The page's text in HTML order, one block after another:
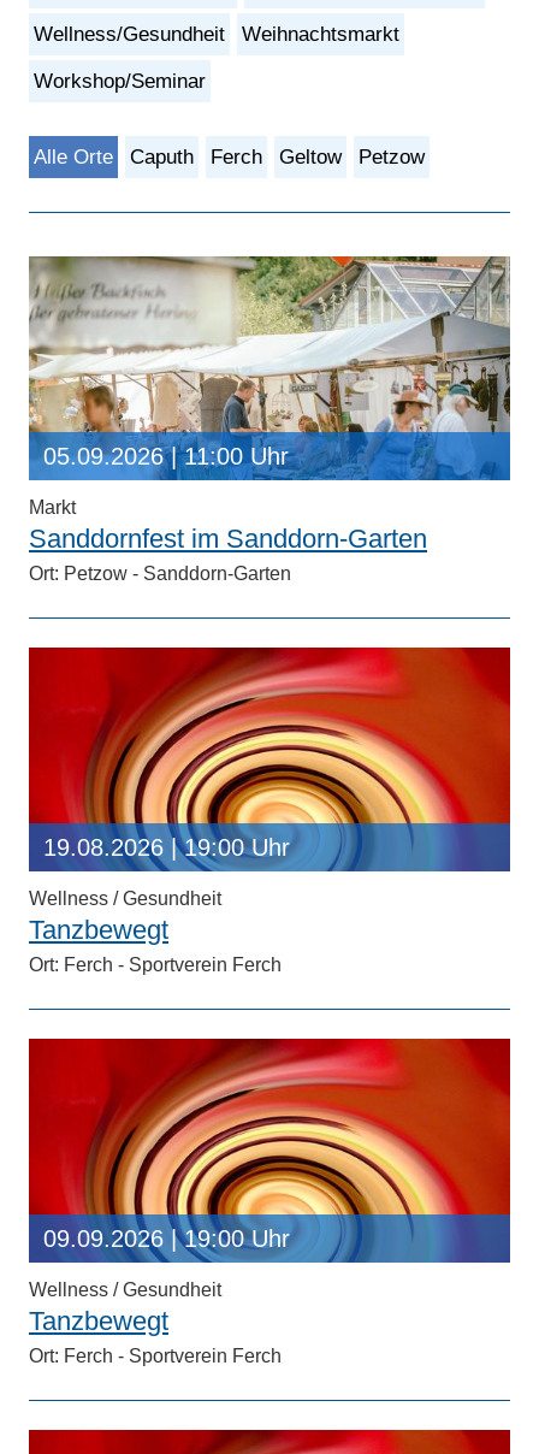
Wellness/Gesundheit Weihnachtsmarkt
Workshop/Seminar
Alle Orte Caputh Ferch Geltow Petzow
05.09.2026| 11:00 Uhr
Markt
Sanddornfest im Sanddorn-Garten
Ort: Petzow - Sanddorn-Garten
19.08.2026 | 19:00 Uhr
Wellness / Gesundheit
Tanzbewegt
Ort: Ferch - Sportverein Ferch
09.09.2026 | 19:00 Uhr
Wellness / Gesundheit
Tanzbewegt
Ort: Ferch - Sportverein Ferch